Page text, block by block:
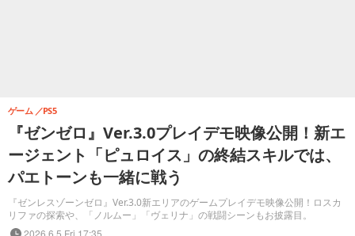
『ゼンゼロ』Ver.3.0プレイデモ映像公開！新エ
ージェント「ピュロイス」の終結スキルでは、
パエトーンも一緒に戦う
『ゼンレスゾーンゼロ』Ver.3.0新エリアのゲームプレイデモ映像公開！ロスカ
リファの探索や、「ノルムー」「ヴェリナ」の戦闘シーンもお披露目。
ゲーム PS5
2026.6.5 Fri 17:35